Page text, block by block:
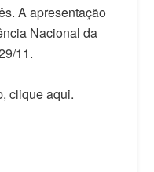
A apresentação
Nacional da
11.
clique aqui.